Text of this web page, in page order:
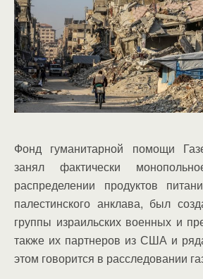
Фонд гуманитарной помощи
занял фактически
распределении продуктов
палестинского анклава, был
группы израильских военных и
также их партнеров из США и
этом говорится в расследовании